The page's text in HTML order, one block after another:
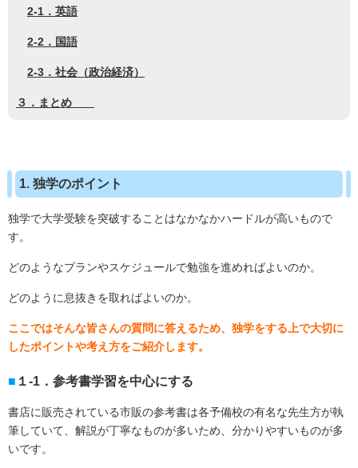
2-1．英語
2-2．国語
2-3．社会（政治経済）
３．まとめ
1. 独学のポイント
独学で大学受験を突破することはなかなかハードルが高いもので
す。
どのようなプランやスケジュールで勉強を進めればよいのか。
どのように息抜きを取ればよいのか。
ここではそんな皆さんの質問に答えるため、独学をする上で大切に
したポイントや考え方をご紹介します。
１-1．参考書学習を中心にする
書店に販売されている市販の参考書は各予備校の有名な先生方が執
筆していて、解説が丁寧なものが多いため、分かりやすいものが多
いです。